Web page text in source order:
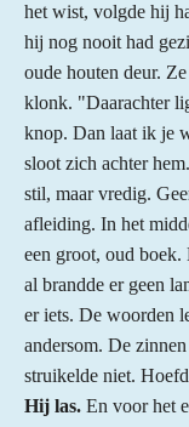
het wist, volgde hij
hij nog nooit had
oude houten deur.
klonk. "Daarachter
knop. Dan laat ik je
sloot zich achter
stil, maar vredig.
afleiding. In het
een groot, oud
al brandde er geen
er iets. De woorden
andersom. De
struikelde niet.
Hij las. En voor het